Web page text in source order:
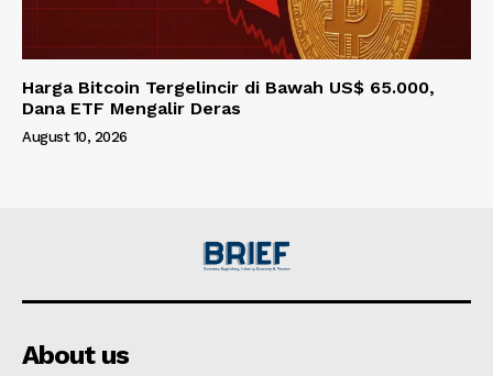
Harga Bitcoin Tergelincir di Bawah US$ 65.000,
Dana ETF Mengalir Deras
August 10, 2026
About us